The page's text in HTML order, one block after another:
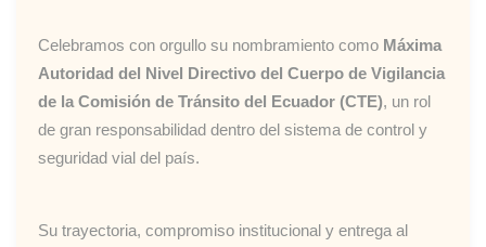
Celebramos con orgullo su nombramiento como Máxima
Autoridad del Nivel Directivo del Cuerpo de Vigilancia
de la Comisión de Tránsito del Ecuador (CTE), un rol
de gran responsabilidad dentro del sistema de control y
seguridad vial del país.
Su trayectoria, compromiso institucional y entrega al